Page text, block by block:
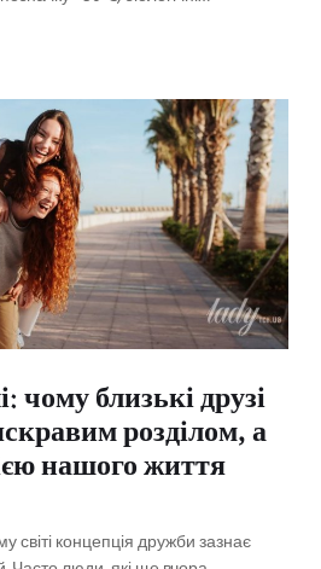
чому близькі друзі
розділом, а
нашого життя
світі концепція дружби зазнає